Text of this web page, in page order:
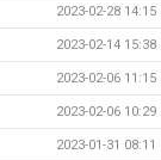
2023-02-28 14:15
2023-02-14 15:38
2023-02-06 11:15
2023-02-06 10:29
2023-01-31 08:11